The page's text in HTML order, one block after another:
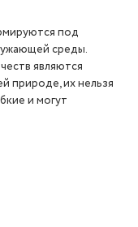
под
среды.
являются
природе, их нельзя
и могут